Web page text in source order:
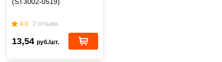
4.0 2 отзыва
13,54 руб./шт.